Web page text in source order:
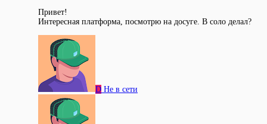
Привет!
Интересная платформа, посмотрю на досуге. В соло делал?
D Не в сети